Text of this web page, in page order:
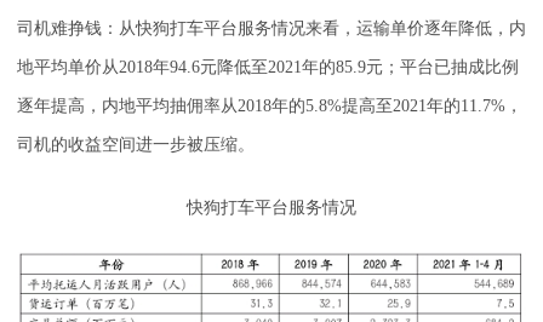
司机难挣钱：从快狗打车平台服务情况来看，运输单价逐年降低，内
地平均单价从2018年94.6元降低至2021年的85.9元；平台已抽成比例
逐年提高，内地平均抽佣率从2018年的5.8%提高至2021年的11.7%，
司机的收益空间进一步被压缩。
快狗打车平台服务情况